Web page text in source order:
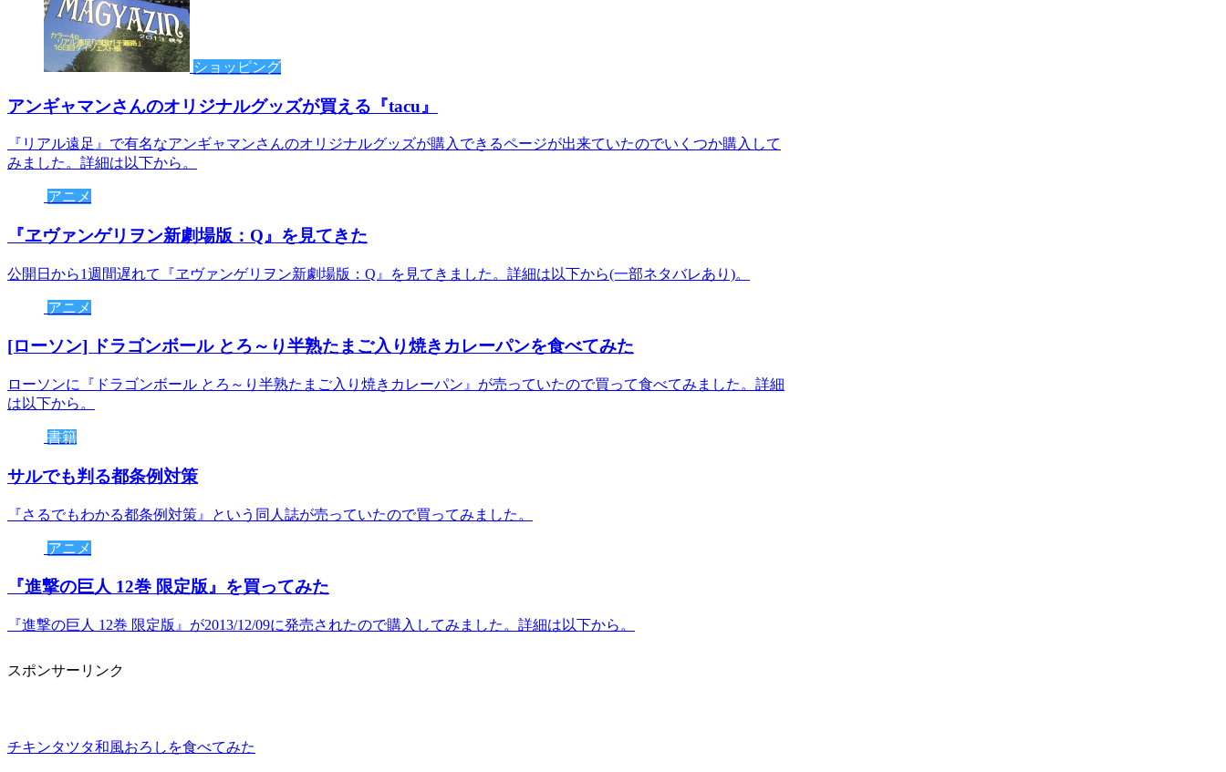
ショッピング
アンギャマンさんのオリジナルグッズが買える『tacu』
『リアル遠足』で有名なアンギャマンさんのオリジナルグッズが購入できるページが出来ていたのでいくつか購入して
みました。詳細は以下から。
アニメ
『ヱヴァンゲリヲン新劇場版：Q』を見てきた
公開日から1週間遅れて『ヱヴァンゲリヲン新劇場版：Q』を見てきました。詳細は以下から(一部ネタバレあり)。
アニメ
[ローソン] ドラゴンボール とろ～り半熟たまご入り焼きカレーパンを食べてみた
ローソンに『ドラゴンボール とろ～り半熟たまご入り焼きカレーパン』が売っていたので買って食べてみました。詳細
は以下から。
書籍
サルでも判る都条例対策
『さるでもわかる都条例対策』という同人誌が売っていたので買ってみました。
アニメ
『進撃の巨人 12巻 限定版』を買ってみた
『進撃の巨人 12巻 限定版』が2013/12/09に発売されたので購入してみました。詳細は以下から。
スポンサーリンク
チキンタツタ和風おろしを食べてみた